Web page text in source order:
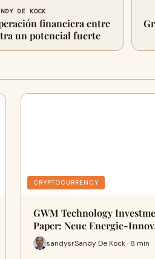
DE KOCK
financiera entre
un potencial fuerte
CRYPTOCURRENCY
GWM Technology
Paper: Neue Energie-
sandysrSandy De Kock · 8 min